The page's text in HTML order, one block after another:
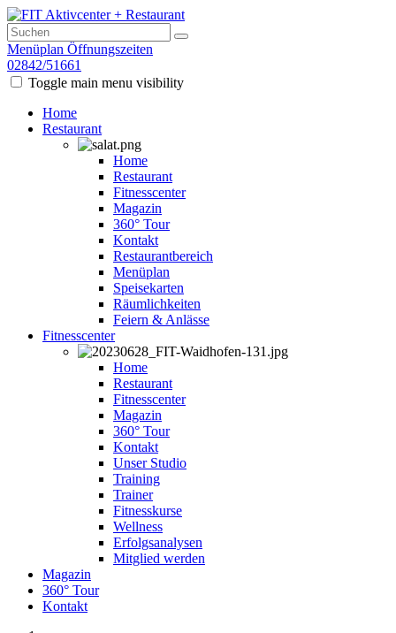
Menüplan Öffnungszeiten
02842/51661
Toggle main menu visibility
Home
Restaurant
Home
Restaurant
Fitnesscenter
Magazin
360° Tour
Kontakt
Restaurantbereich
Menüplan
Speisekarten
Räumlichkeiten
Feiern & Anlässe
Fitnesscenter
Home
Restaurant
Fitnesscenter
Magazin
360° Tour
Kontakt
Unser Studio
Training
Trainer
Fitnesskurse
Wellness
Erfolgsanalysen
Mitglied werden
Magazin
360° Tour
Kontakt